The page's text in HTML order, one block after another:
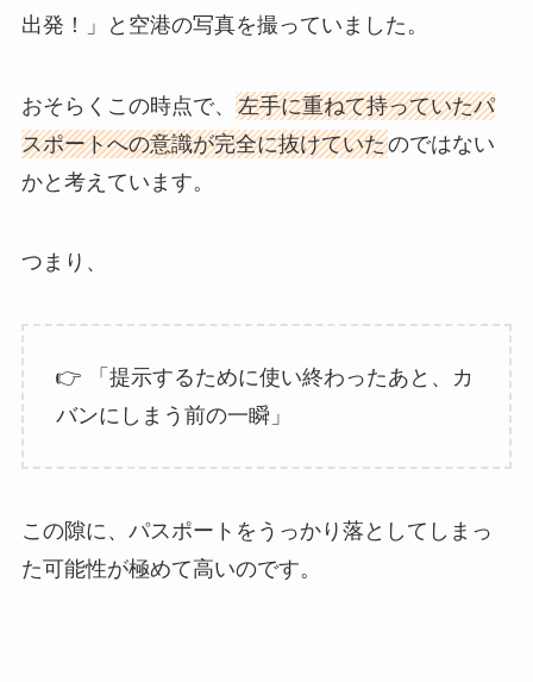
出発！」と空港の写真を撮っていました。
おそらくこの時点で、 左手に重ねて持っていたパ
スポートへの意識が完全に抜けていたのではない
かと考えています。
つまり、
👉 「提示するために使い終わったあと、カ
バンにしまう前の一瞬」
この隙に、パスポートをうっかり落としてしまっ
た可能性が極めて高いのです。